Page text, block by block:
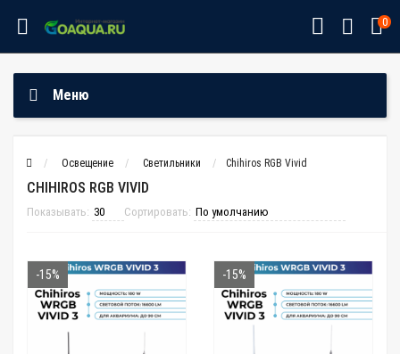
0
Меню
Освещение Светильники Chihiros RGB Vivid
CHIHIROS RGB VIVID
Показывать: Сортировать:
-15% -15%